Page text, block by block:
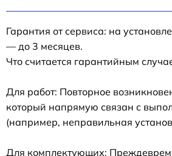
Гарантия от сервиса: на
— до 3 месяцев.
Что считается гарантийным
Для работ: Повторное
который напрямую связан с
(например, неправильная
Для комплектующих: